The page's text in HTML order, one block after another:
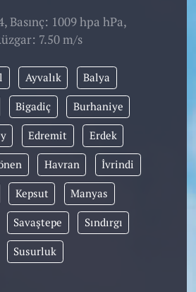
Basınç: 1009 hpa hPa,
7.50 m/s
Ayvalık Balya
Bigadiç Burhaniye
Edremit Erdek
Havran İvrindi
Kepsut Manyas
Savaştepe Sındırgı
Susurluk